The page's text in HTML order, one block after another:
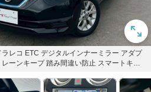
ーンキープ 踏み間違い防止 スマートキー2